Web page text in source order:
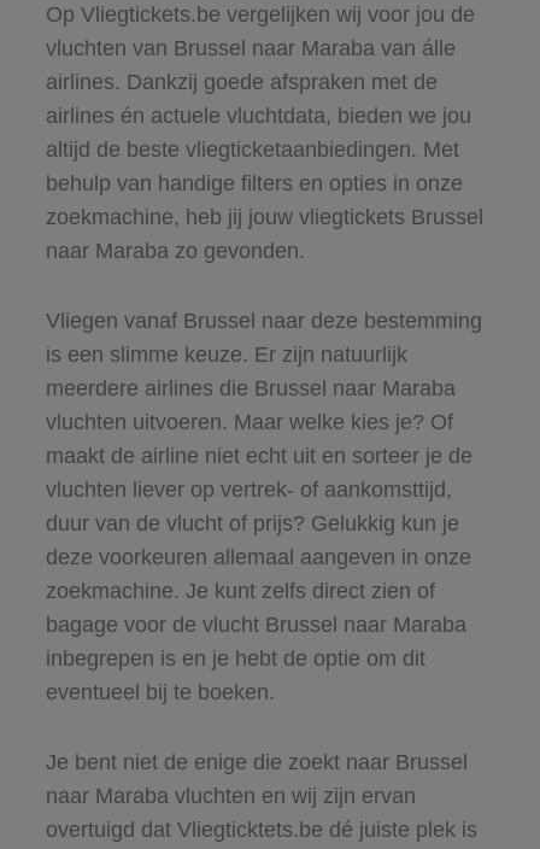
Op Vliegtickets.be vergelijken wij voor jou de
vluchten van Brussel naar Maraba van álle
airlines. Dankzij goede afspraken met de
airlines én actuele vluchtdata, bieden we jou
altijd de beste vliegticketaanbiedingen. Met
behulp van handige filters en opties in onze
zoekmachine, heb jij jouw vliegtickets Brussel
naar Maraba zo gevonden.
Vliegen vanaf Brussel naar deze bestemming
is een slimme keuze. Er zijn natuurlijk
meerdere airlines die Brussel naar Maraba
vluchten uitvoeren. Maar welke kies je? Of
maakt de airline niet echt uit en sorteer je de
vluchten liever op vertrek- of aankomsttijd,
duur van de vlucht of prijs? Gelukkig kun je
deze voorkeuren allemaal aangeven in onze
zoekmachine. Je kunt zelfs direct zien of
bagage voor de vlucht Brussel naar Maraba
inbegrepen is en je hebt de optie om dit
eventueel bij te boeken.
Je bent niet de enige die zoekt naar Brussel
naar Maraba vluchten en wij zijn ervan
overtuigd dat Vliegticktets.be dé juiste plek is